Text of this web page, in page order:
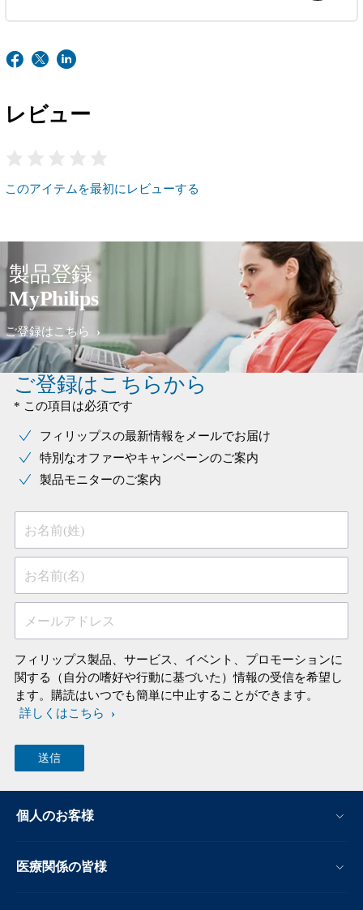
レビュー
このアイテムを最初にレビューする
製品登録
MyPhilips
ご登録はこちら
ご登録はこちらから
* この項目は必須です
フィリップスの最新情報をメールでお届け
特別なオファーやキャンペーンのご案内
製品モニターのご案内
お名前(姓)
お名前(名)
メールアドレス
フィリップス製品、サービス、イベント、プロモーションに
関する（自分の嗜好や行動に基づいた）情報の受信を希望し
ます。購読はいつでも簡単に中止することができます。
詳しくはこちら
個人のお客様
医療関係の皆様